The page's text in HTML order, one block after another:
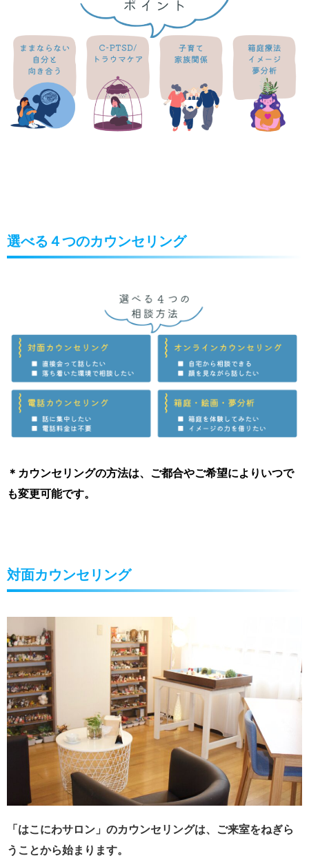
選べる４つのカウンセリング
＊カウンセリングの方法は、ご都合やご希望によりいつで
も変更可能です。
対面カウンセリング
「はこにわサロン」のカウンセリングは、ご来室をねぎら
うことから始まります。